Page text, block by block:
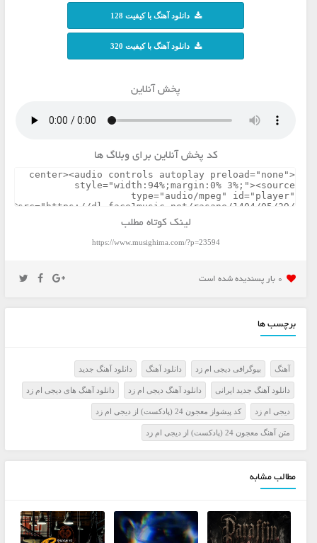
دانلود آهنگ با کیفیت 128
دانلود آهنگ با کیفیت 320
پخش آنلاین
کد پخش آنلاین برای وبلاگ ها
لینک کوتاه مطلب
https://www.musighima.com/?p=23594
0 بار پسنديده شده است
برچسب ها
آهنگ بیوگرافی دیجی ام زد دانلود آهنگ دانلود آهنگ جدید
دانلود آهنگ جدید ایرانی دانلود آهنگ دیجی ام زد دانلود آهنگ های دیجی ام زد
دیجی ام زد کد پیشواز معجون 24 (پادکست) از دیجی ام زد
متن آهنگ معجون 24 (پادکست) از دیجی ام زد
مطالب مشابه